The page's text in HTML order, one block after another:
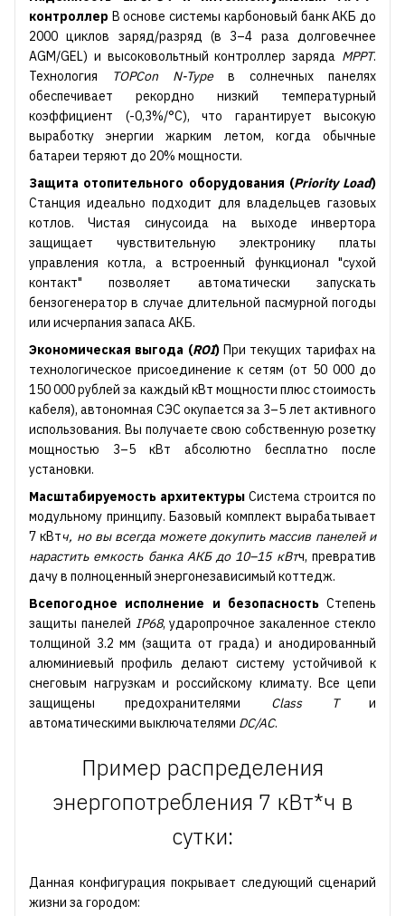
контроллер В основе системы карбоновый банк АКБ до
2000 циклов заряд/разряд (в 3–4 раза долговечнее
AGM/GEL) и высоковольтный контроллер заряда MPPT.
Технология
TOPCon N-Type в солнечных панелях
обеспечивает рекордно низкий температурный
коэффициент (-0,3%/°C), что гарантирует высокую
выработку энергии жарким летом, когда обычные
батареи теряют до 20% мощности.
Защита отопительного оборудования (Priority Load)
Станция идеально подходит для владельцев газовых
котлов. Чистая синусоида на выходе инвертора
защищает чувствительную электронику платы
управления котла, а встроенный функционал "сухой
контакт" позволяет автоматически запускать
бензогенератор в случае длительной пасмурной погоды
или исчерпания запаса АКБ.
Экономическая выгода (ROI)При текущих тарифах на
технологическое присоединение к сетям (от 50 000 до
150 000 рублей за каждый кВт мощности плюс стоимость
кабеля), автономная СЭС окупается за 3–5 лет активного
использования. Вы получаете свою собственную розетку
мощностью 3–5 кВт абсолютно бесплатно после
установки.
Масштабируемость архитектуры Система строится по
модульному принципу. Базовый комплект вырабатывает
7 кВтч, но вы всегда можете докупить массив панелей и
нарастить емкость банка АКБ до 10–15 кВтч, превратив
дачу в полноценный энергонезависимый коттедж.
Всепогодное исполнение и безопасностьСтепень
защиты панелей IP68, ударопрочное закаленное стекло
толщиной 3.2 мм (защита от града) и анодированный
алюминиевый профиль делают систему устойчивой к
снеговым нагрузкам и российскому климату. Все цепи
защищены предохранителями Class Tи
автоматическими выключателями DC/AC.
Пример распределения
энергопотребления 7 кВт*ч в
сутки:
Данная конфигурация покрывает следующий сценарий
жизни за городом: